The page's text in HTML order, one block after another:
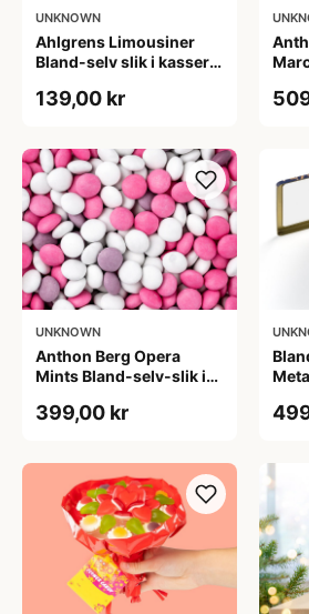
UNKNOWN
Ahlgrens Limousiner
Bland-selv slik i kasser 1
139,00 kr
UNKNOWN
Anthon Berg Opera
Mints Bland-selv-slik i
399,00 kr